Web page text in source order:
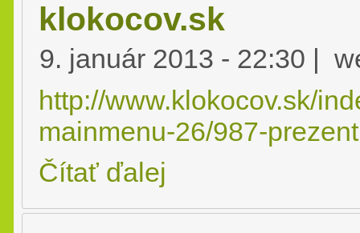
klokocov.sk
9. január 2013 - 22:30 |
http://www.klokocov.sk/
mainmenu-26/987-
Čítať ďalej